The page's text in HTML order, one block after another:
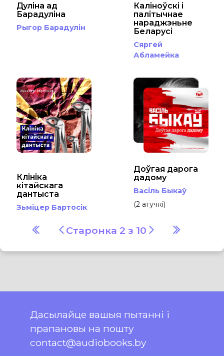
Дуліна ад
Барадуліна
Рыгор Барадулін
Каліноўскі і
палітычнае
нараджэньне
Беларусі
Сяргей
Абламейка
Клініка
кітайскага
дантыста
Зьміцер Бартосік
Доўгая дарога
дадому
Васіль Быкаў
(2 агучкі)
Старонка 2 з 10
Дасылайце вашыя пытанні і
прапановы на пошту
contact@audiobooks.by